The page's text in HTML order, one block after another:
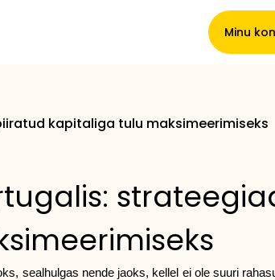
Minu
Nõuete
tingimused
kapitaliga tulu maksimeerimiseks
sealhulgas nende jaoks, kellel ei ole suuri